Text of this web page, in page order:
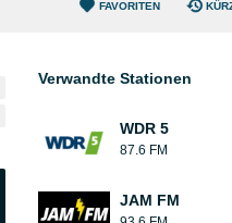
FAVORITEN
Verwandte Stationen
WDR 5
87.6 FM
JAM FM